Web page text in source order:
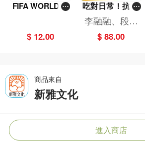
FIFA WORLD C
包）
$ 12.00
吃對日常！抗炎
減糖飲食法
李融融、段佳
麗,黃梨煜、顧
凱辰
$ 88.00
商品來自
新雅文化
進入商店